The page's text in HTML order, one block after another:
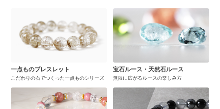
一点ものブレスレット
こだわりの石でつくった一点ものシリーズ
宝石ルース・天然石ルース
無限に広がるルースの楽しみ方